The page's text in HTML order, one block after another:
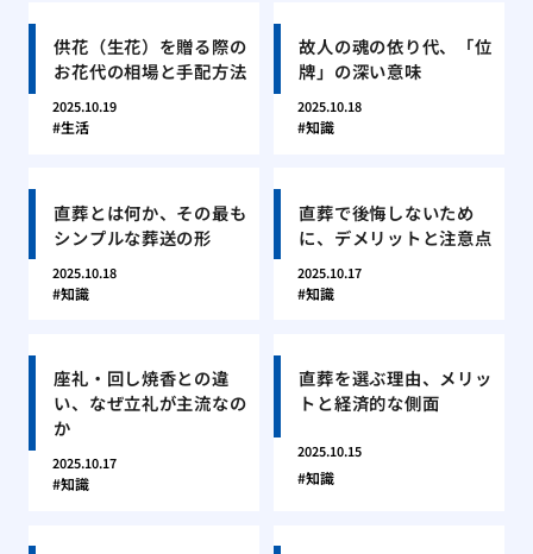
供花（生花）を贈る際の
お花代の相場と手配方法
2025.10.19
生活
故人の魂の依り代、「位
牌」の深い意味
2025.10.18
知識
直葬とは何か、その最も
シンプルな葬送の形
2025.10.18
知識
直葬で後悔しないため
に、デメリットと注意点
2025.10.17
知識
座礼・回し焼香との違
い、なぜ立礼が主流なの
か
2025.10.17
知識
直葬を選ぶ理由、メリッ
トと経済的な側面
2025.10.15
知識